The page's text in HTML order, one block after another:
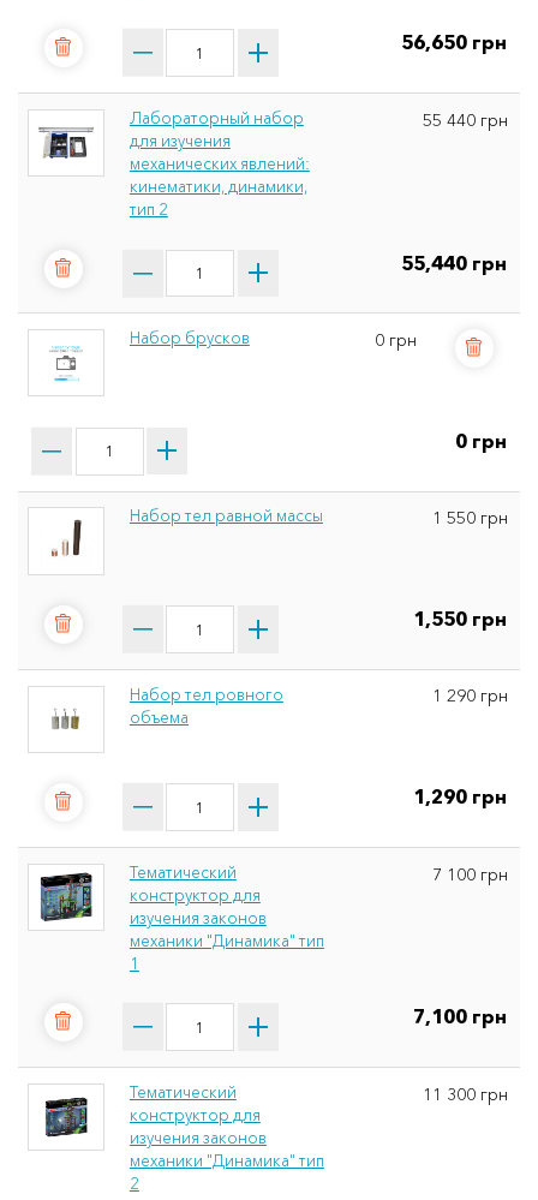
56,650 грн
Лабораторный набор
для изучения
механических явлений:
кинематики, динамики,
тип 2
55 440 грн
55,440 грн
Набор брусков 0 грн
0 грн
Набор тел равной массы 1 550 грн
1,550 грн
Набор тел ровного
объема
1 290 грн
1,290 грн
Тематический
конструктор для
изучения законов
механики "Динамика" тип
1
7 100 грн
7,100 грн
Тематический
конструктор для
изучения законов
механики "Динамика" тип
2
11 300 грн